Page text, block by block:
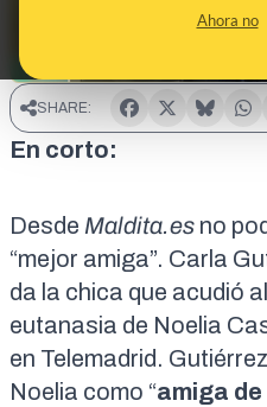
Ahora no
SHARE:
En corto:
Desde Maldita.es no
“mejor amiga”. Carla
da la chica que acudió
eutanasia de Noelia
en Telemadrid.
Noelia como “amiga